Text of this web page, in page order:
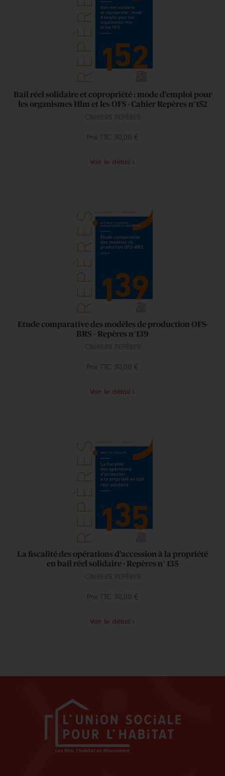
Bail réel solidaire et copropriété : mode d’emploi pour
les organismes Hlm et les OFS - Cahier Repères n°152
Prix TTC 30,00 €
Voir le détail
Etude comparative des modèles de production OFS-
BRS – Repères n°139
Prix TTC 30,00 €
Voir le détail
La fiscalité des opérations d’accession à la propriété
en bail réel solidaire - Repères n° 135
Prix TTC 30,00 €
Voir le détail